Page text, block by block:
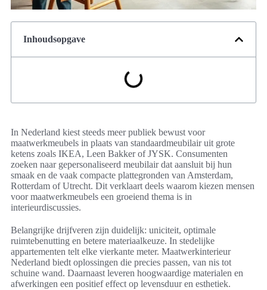
Inhoudsopgave
In Nederland kiest steeds meer publiek bewust voor
maatwerkmeubels in plaats van standaardmeubilair uit grote
ketens zoals IKEA, Leen Bakker of JYSK. Consumenten
zoeken naar gepersonaliseerd meubilair dat aansluit bij hun
smaak en de vaak compacte plattegronden van Amsterdam,
Rotterdam of Utrecht. Dit verklaart deels waarom kiezen mensen
voor maatwerkmeubels een groeiend thema is in
interieurdiscussies.
Belangrijke drijfveren zijn duidelijk: uniciteit, optimale
ruimtebenutting en betere materiaalkeuze. In stedelijke
appartementen telt elke vierkante meter. Maatwerkinterieur
Nederland biedt oplossingen die precies passen, van nis tot
schuine wand. Daarnaast leveren hoogwaardige materialen en
afwerkingen een positief effect op levensduur en esthetiek.